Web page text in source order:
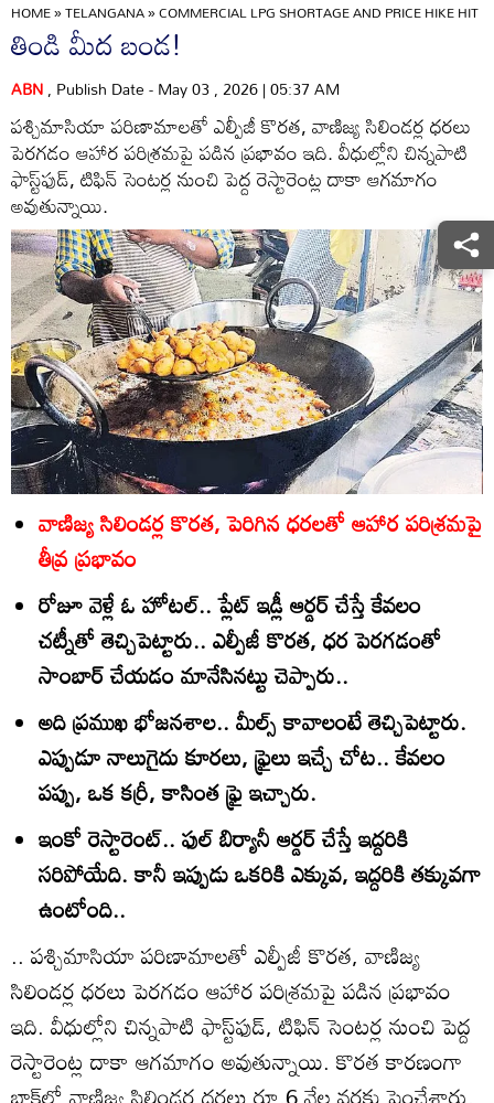
HOME»TELANGANA»COMMERCIAL LPG SHORTAGE AND PRICE HIKE HIT
తిండి మీద బండ!
ABN, Publish Date - May 03 , 2026 | 05:37 AM
పశ్చిమాసియా పరిణామాలతో ఎల్పీజీ కొరత, వాణిజ్య సిలిండర్ల ధరలు
పెరగడం ఆహార పరిశ్రమపై పడిన ప్రభావం ఇది. వీధుల్లోని చిన్నపాటి
ఫాస్ట్‌ఫుడ్‌, టిఫిన్‌ సెంటర్ల నుంచి పెద్ద రెస్టారెంట్ల దాకా ఆగమాగం
అవుతున్నాయి.
వాణిజ్య సిలిండర్ల కొరత, పెరిగిన ధరలతో ఆహార పరిశ్రమపై
తీవ్ర ప్రభావం
రోజూ వెళ్లే ఓ హోటల్‌.. ప్లేట్‌ ఇడ్లీ ఆర్డర్‌ చేస్తే కేవలం
చట్నీతో తెచ్చిపెట్టారు.. ఎల్పీజీ కొరత, ధర పెరగడంతో
సాంబార్‌ చేయడం మానేసినట్టు చెప్పారు..
అది ప్రముఖ భోజనశాల.. మీల్స్‌ కావాలంటే తెచ్చిపెట్టారు.
ఎప్పుడూ నాలుగైదు కూరలు, ఫ్రైలు ఇచ్చే చోట.. కేవలం
పప్పు, ఒక కర్రీ, కాసింత ఫ్రై ఇచ్చారు.
ఇంకో రెస్టారెంట్‌.. ఫుల్‌ బిర్యానీ ఆర్డర్‌ చేస్తే ఇద్దరికి
సరిపోయేది. కానీ ఇప్పుడు ఒకరికి ఎక్కువ, ఇద్దరికి తక్కువగా
ఉంటోంది..
.. పశ్చిమాసియా పరిణామాలతో ఎల్పీజీ కొరత, వాణిజ్య
సిలిండర్ల ధరలు పెరగడం ఆహార పరిశ్రమపై పడిన ప్రభావం
ఇది. వీధుల్లోని చిన్నపాటి ఫాస్ట్‌ఫుడ్‌, టిఫిన్‌ సెంటర్ల నుంచి పెద్ద
రెస్టారెంట్ల దాకా ఆగమాగం అవుతున్నాయి. కొరత కారణంగా